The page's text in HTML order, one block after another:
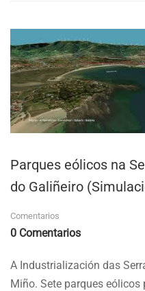
LIBERADA…
Parques eólicos na
do Galiñeiro
Comentarios
0 Comentarios
A Industrialización das
Miño. Sete parques eólicos